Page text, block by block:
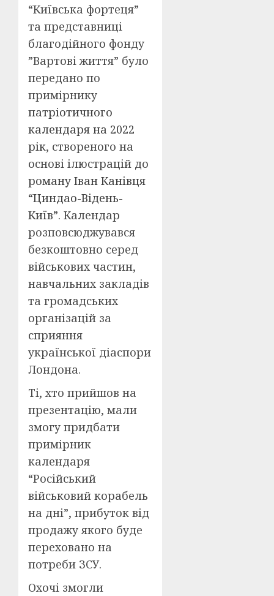
“Київська фортеця”
та представниці
благодійного фонду
”Вартові життя” було
передано по
примірнику
патріотичного
календаря на 2022
рік, створеного на
основі ілюстрацій до
роману Іван Канівця
“Циндао-Відень-
Київ”. Календар
розповсюджувався
безкоштовно серед
військових частин,
навчальних закладів
та громадських
організацій за
сприяння
української діаспори
Лондона.
Ті, хто прийшов на
презентацію, мали
змогу придбати
примірник
календаря
“Російський
військовий корабель
на дні”, прибуток від
продажу якого буде
переховано на
потреби ЗСУ.
Охочі змогли